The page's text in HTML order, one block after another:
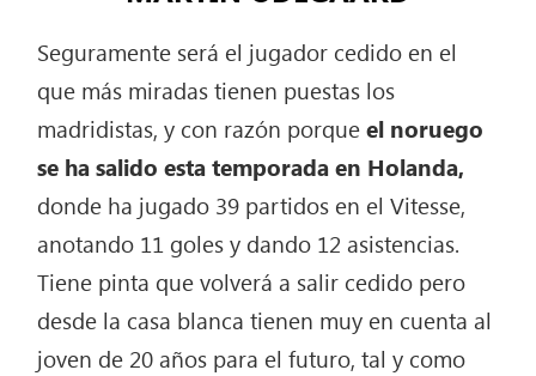
Seguramente será el jugador cedido en el
que más miradas tienen puestas los
madridistas, y con razón porqueel noruego
se ha salido esta temporada en Holanda,
donde ha jugado 39 partidos en el Vitesse,
anotando 11 goles y dando 12 asistencias.
Tiene pinta que volverá a salir cedido pero
desde la casa blanca tienen muy en cuenta al
joven de 20 años para el futuro, tal y como